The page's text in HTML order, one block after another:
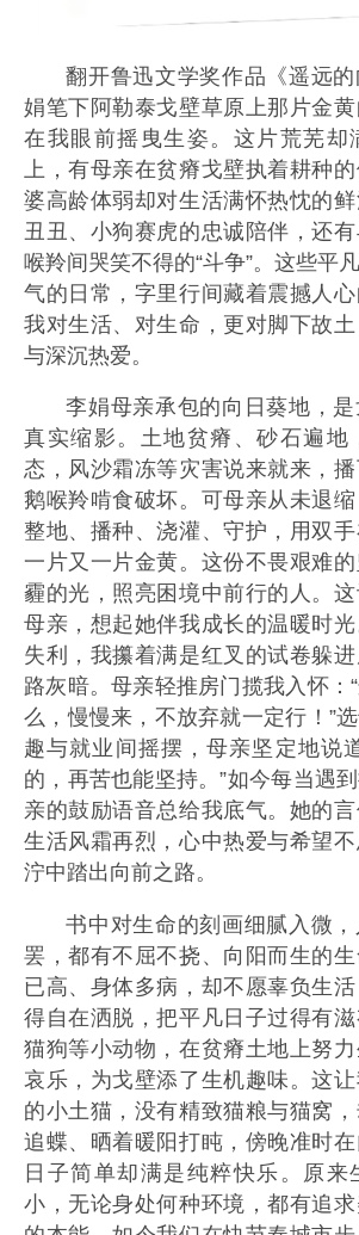
翻开鲁迅文学奖作品《遥远
娟笔下阿勒泰戈壁草原上那片金
在我眼前摇曳生姿。这片荒芜却
上，有母亲在贫瘠戈壁执着耕种
婆高龄体弱却对生活满怀热忱的
丑丑、小狗赛虎的忠诚陪伴，还
喉羚间哭笑不得的“斗争”。这些平
气的日常，字里行间藏着震撼人
我对生活、对生命，更对脚下故
与深沉热爱。
李娟母亲承包的向日葵地，
真实缩影。土地贫瘠、砂石遍地
态，风沙霜冻等灾害说来就来，
鹅喉羚啃食破坏。可母亲从未退
整地、播种、浇灌、守护，用双
一片又一片金黄。这份不畏艰难
霾的光，照亮困境中前行的人。
母亲，想起她伴我成长的温暖时
失利，我攥着满是红叉的试卷躲
路灰暗。母亲轻推房门揽我入怀：
么，慢慢来，不放弃就一定行！”
趣与就业间摇摆，母亲坚定地说
的，再苦也能坚持。”如今每当遇
亲的鼓励语音总给我底气。她的言
生活风霜再烈，心中热爱与希望
泞中踏出向前之路。
书中对生命的刻画细腻入微
罢，都有不屈不挠、向阳而生的
已高、身体多病，却不愿辜负生
得自在洒脱，把平凡日子过得有滋
猫狗等小动物，在贫瘠土地上努
哀乐，为戈壁添了生机趣味。这
的小土猫，没有精致猫粮与猫窝
追蝶、晒着暖阳打盹，傍晚准时在
日子简单却满是纯粹快乐。原来
小，无论身处何种环境，都有追